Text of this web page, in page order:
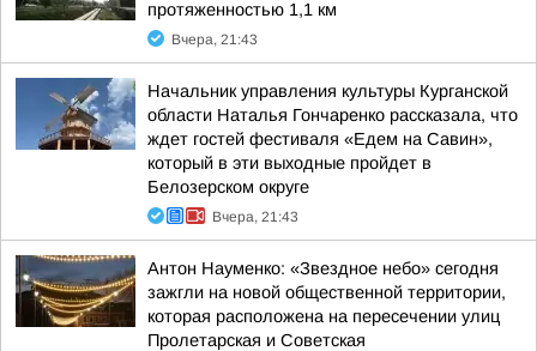
протяженностью 1,1 км
Вчера, 21:43
Начальник управления культуры Курганской
области Наталья Гончаренко рассказала, что
ждет гостей фестиваля «Едем на Савин»,
который в эти выходные пройдет в
Белозерском округе
Вчера, 21:43
Антон Науменко: «Звездное небо» сегодня
зажгли на новой общественной территории,
которая расположена на пересечении улиц
Пролетарская и Советская